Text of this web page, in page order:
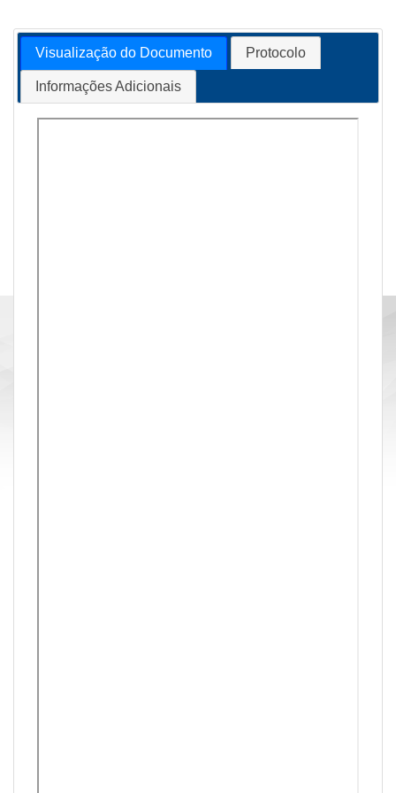
Visualização do Documento Protocolo
Informações Adicionais